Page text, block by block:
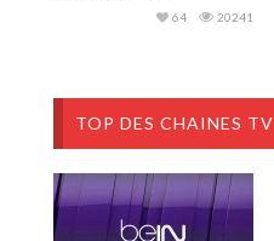
20241
64
TOP DES CHAINES TV